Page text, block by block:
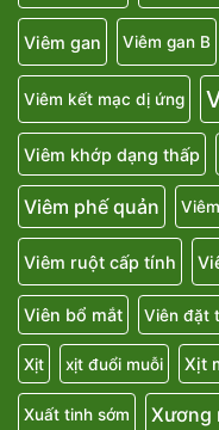
Viêm gan Viêm gan B
Viêm kết mạc dị ứng
Viêm khớp dạng thấp
Viêm phế quản
Viêm ruột cấp tính
Viên bổ mắt Viên đặt
Xịt xịt đuổi muỗi Xịt
Xuất tinh sớm Xương